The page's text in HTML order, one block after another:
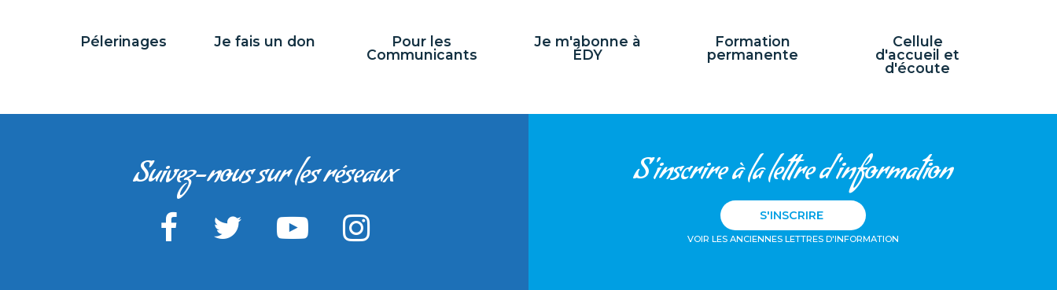
Pélerinages Je fais un don
Pour les
Communicants
Je m'abonne à
ÉDY
Formation
permanente
Cellule
d'accueil et
d'écoute
Suivez-nous sur les réseaux S'inscrire à la lettre d'information
S'INSCRIRE
VOIR LES ANCIENNES LETTRES D'INFORMATION